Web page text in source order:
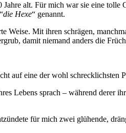
alt. Für mich war sie eine
die Hexe“ genannt.
Weise. Mit ihren schrägen,
damit niemand anders die
eine der wohl schrecklichsten
Lebens sprach – während derer
für mich zwei glühende,